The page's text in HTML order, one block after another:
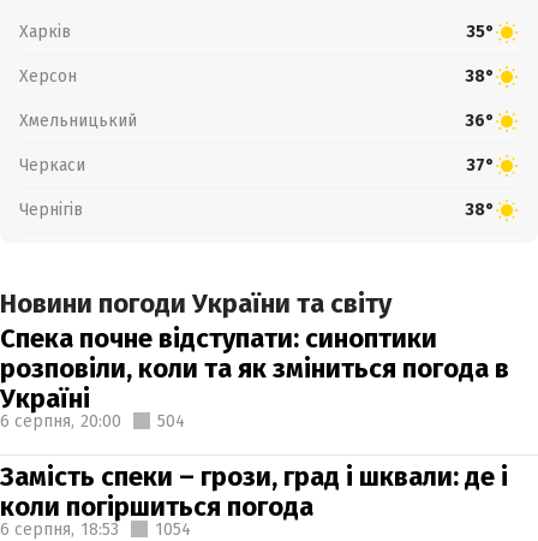
Харків 35°
Херсон 38°
Хмельницький 36°
Черкаси 37°
Чернігів 38°
Новини погоди України та світу
Спека почне відступати: синоптики
розповіли, коли та як зміниться погода в
Україні
6 серпня, 20:00 504
Замість спеки – грози, град і шквали: де і
коли погіршиться погода
6 серпня, 18:53 1054